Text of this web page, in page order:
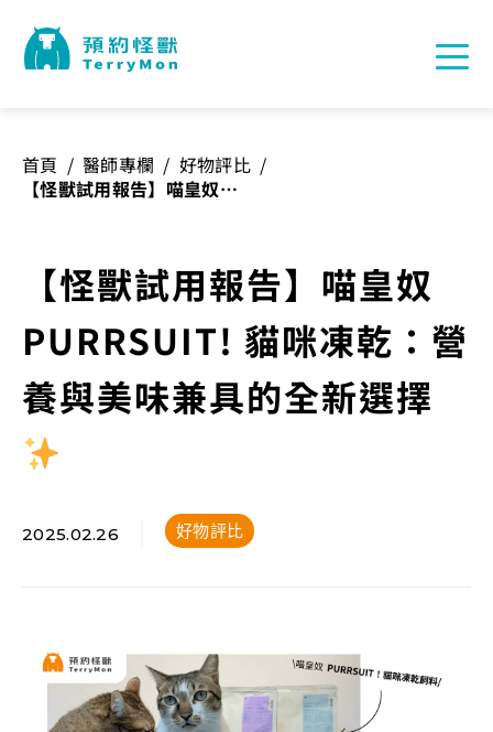
首頁 / 醫師專欄 / 好物評比 /
【怪獸試用報告】喵皇奴
【怪獸試用報告】喵皇奴
PURRSUIT! 貓咪凍乾：營
養與美味兼具的全新選擇
2025.02.26 好物評比